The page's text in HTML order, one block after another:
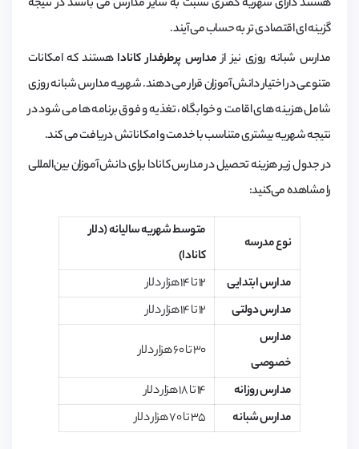
گزینه ای اقتصادی تر به حساب می آیند.
مدارس شبانه روزی نیز ازمدارس پرطرفدار کانادا هستند که امکانات
متنوعی در اختیار دانش آموزان قرار می دهند. شهریه مدارس شبانه روزی
شامل هزینه های اقامت و خوابگاه، تغذیه و فوق برنامه ها می شود در
نتیجه شهریه بیشتری متناسب با خدمت و امکاناتش دریافت می کند.
در جدول زیر هزینه تحصیل در مدارس کانادا برای دانش آموزان بین‌المللی
را مشاهده می‌کنید:
نوع مدرسه
متوسط شهریه سالیانه (دلار
کانادا)
مدارس ابتدایی
۱۲ تا ۱۴ هزار دلار
مدارس دولتی
۱۲ تا ۱۴ هزار دلار
مدارس
خصوصی
۳۰ تا ۶۰ هزار دلار
مدارس روزانه
۱۴ تا ۱۸ هزار دلار
مدارس شبانه
۳۵ تا ۷۰ هزار دلار